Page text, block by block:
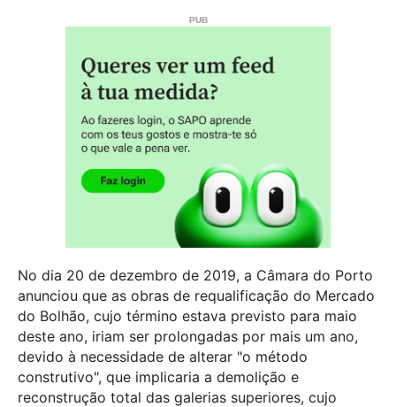
No dia 20 de dezembro de 2019, a Câmara do Porto
anunciou que as obras de requalificação do Mercado
do Bolhão, cujo término estava previsto para maio
deste ano, iriam ser prolongadas por mais um ano,
devido à necessidade de alterar "o método
construtivo", que implicaria a demolição e
reconstrução total das galerias superiores, cujo